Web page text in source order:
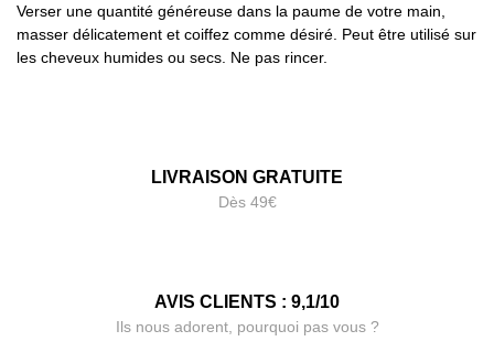
Verser une quantité généreuse dans la paume de votre main,
masser délicatement et coiffez comme désiré. Peut être utilisé sur
les cheveux humides ou secs. Ne pas rincer.
LIVRAISON GRATUITE
Dès 49€
AVIS CLIENTS : 9,1/10
Ils nous adorent, pourquoi pas vous ?